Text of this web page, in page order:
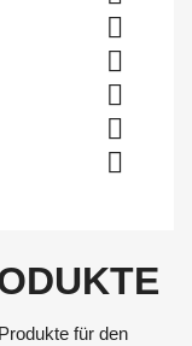





für den